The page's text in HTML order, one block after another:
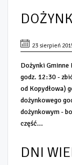
23 sierpień
Dożynki
godz. 12:30 -
od Kopydłowa)
dożynkowego
dożynkowym -
część...
DNI